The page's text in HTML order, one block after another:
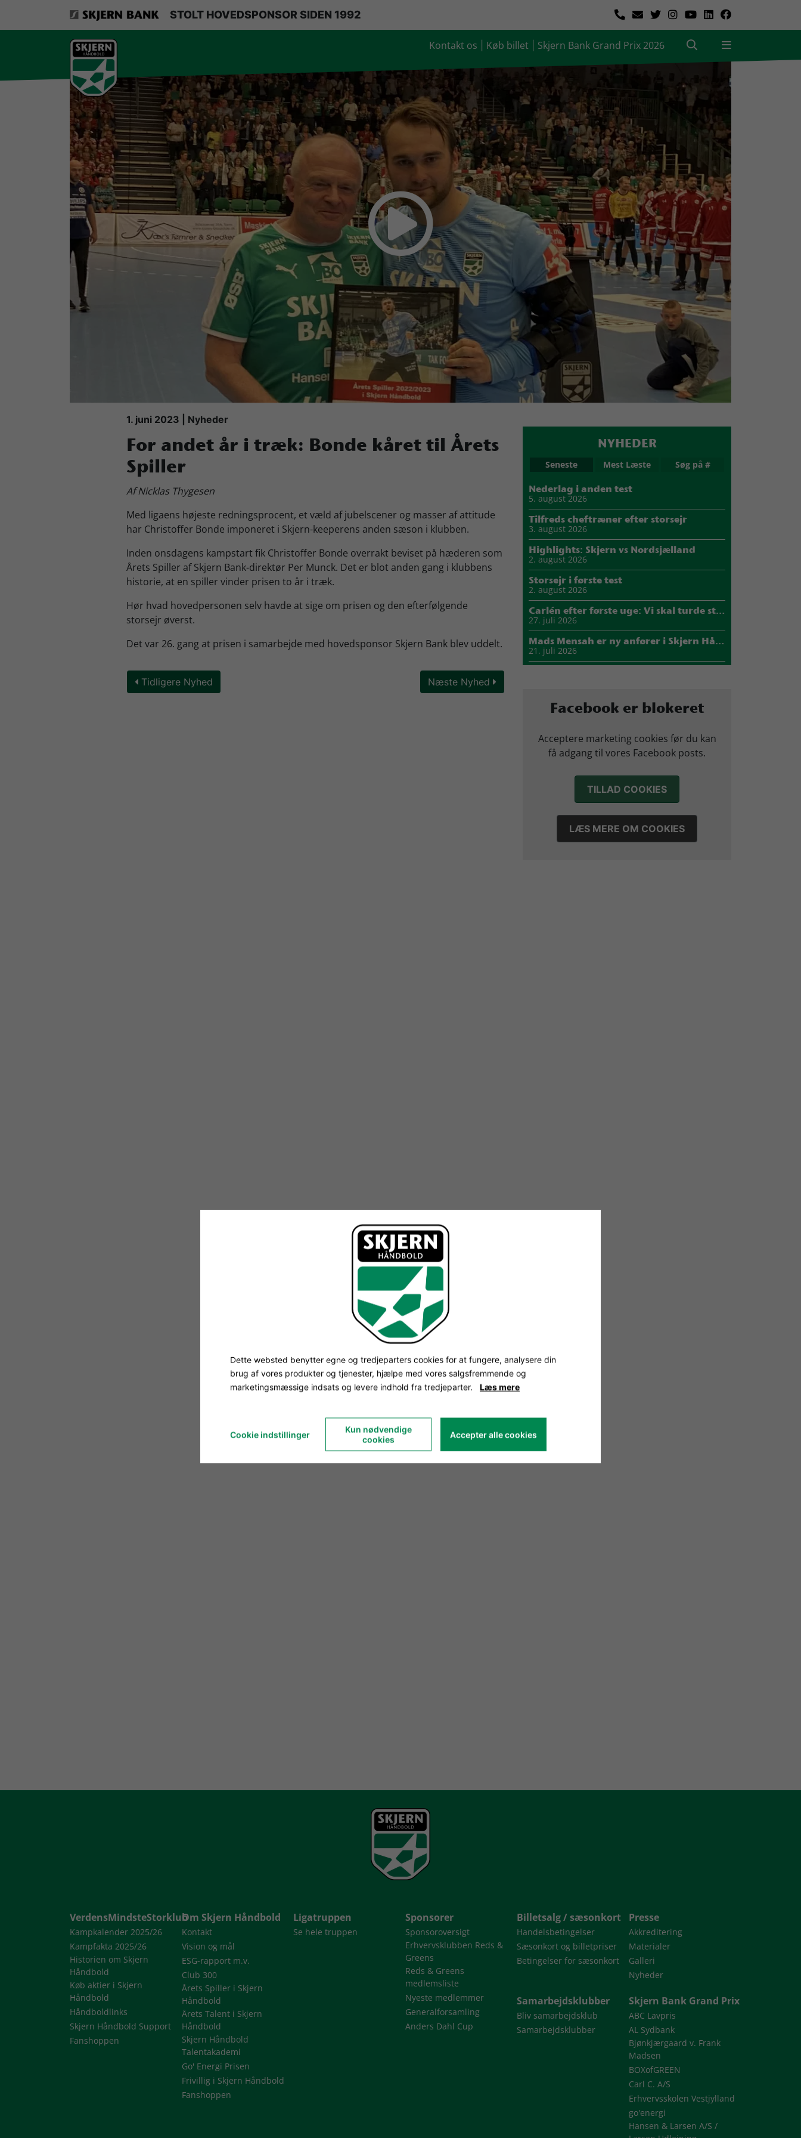
STOLT HOVEDSPONSOR SIDEN 1992
Kontakt os Køb billet Skjern Bank Grand Prix 2026
VerdensMindsteStorklub
Sponsorer
Billetsalg / sæsonkort
Presse
Samarbejdsklubber
Skjern Bank Grand Prix
Nyhedsbrev
Køb Billet
1. juni 2023 | Nyheder
For andet år i træk: Bonde kåret til Årets
Spiller
Af Nicklas Thygesen
Med ligaens højeste redningsprocent, et væld af jubelscener og masser af attitude
har Christoffer Bonde imponeret i Skjern-keeperens anden sæson i klubben.
Inden onsdagens kampstart fik Christoffer Bonde overrakt beviset på hæderen som
Årets Spiller af Skjern Bank-direktør Per Munck. Det er blot anden gang i klubbens
historie, at en spiller vinder prisen to år i træk.
Hør hvad hovedpersonen selv havde at sige om prisen og den efterfølgende
storsejr øverst.
Det var 26. gang at prisen i samarbejde med hovedsponsor Skjern Bank blev uddelt.
Tidligere Nyhed Næste Nyhed
NYHEDER
Seneste Mest Læste Søg på #
Nederlag i anden test
5. august 2026
Tilfreds cheftræner efter storsejr
3. august 2026
Highlights: Skjern vs Nordsjælland
2. august 2026
Storsejr i første test
2. august 2026
Carlén efter første uge: Vi skal turde stille krav til hinanden
27. juli 2026
Mads Mensah er ny anfører i Skjern Håndbold
21. juli 2026
Marius Nørsøller udlejes til HØJ Elite
14. juli 2026
12. juli 2026
Facebook er blokeret
Acceptere marketing cookies før du kan
få adgang til vores Facebook posts.
TILLAD COOKIES
LÆS MERE OM COOKIES
VerdensMindsteStorklub
Kampkalender 2025/26
Kampfakta 2025/26
Historien om Skjern
Håndbold
Køb aktier i Skjern
Håndbold
Håndboldlinks
Skjern Håndbold Support
Fanshoppen
Om Skjern Håndbold
Kontakt
Vision og mål
ESG-rapport m.v.
Club 300
Årets Spiller i Skjern
Håndbold
Årets Talent i Skjern
Håndbold
Skjern Håndbold
Talentakademi
Go' Energi Prisen
Frivillig i Skjern Håndbold
Fanshoppen
Ligatruppen
Se hele truppen
Sponsorer
Sponsoroversigt
Erhvervsklubben Reds &
Greens
Reds & Greens
medlemsliste
Nyeste medlemmer
Generalforsamling
Anders Dahl Cup
Billetsalg / sæsonkort
Handelsbetingelser
Sæsonkort og billetpriser
Betingelser for sæsonkort
Presse
Akkreditering
Materialer
Galleri
Nyheder
Samarbejdsklubber
Bliv samarbejdsklub
Samarbejdsklubber
Skjern Bank Grand Prix
ABC Lavpris
AL Sydbank
Bjønkjærgaard v. Frank
Madsen
BOXofGREEN
Carl C. A/S
Erhvervsskolen Vestjylland
go'energi
Hansen & Larsen A/S /
Dette websted benytter egne og tredjeparters cookies for at fungere, analysere din
brug af vores produkter og tjenester, hjælpe med vores salgsfremmende og
marketingsmæssige indsats og levere indhold fra tredjeparter. Læs mere
Cookie indstillinger
Kun nødvendige
cookies
Accepter alle cookies